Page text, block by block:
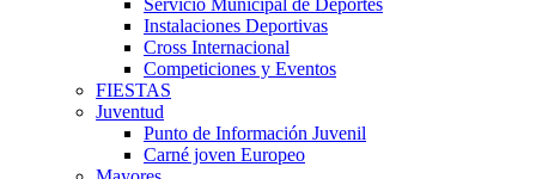
Servicio Municipal de Deportes
Instalaciones Deportivas
Cross Internacional
Competiciones y Eventos
FIESTAS
Juventud
Punto de Información Juvenil
Carné joven Europeo